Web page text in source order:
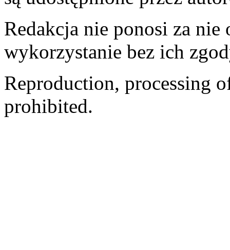
Redakcja nie ponosi za
wykorzystanie bez ich
Reproduction, processing
prohibited.